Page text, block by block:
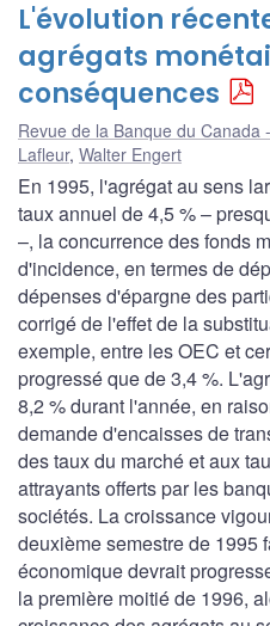
L'évolution
agrégats
conséquences
Revue de la Banque du Canada
Lafleur, Walter Engert
En 1995, l'agrégat au sens
taux annuel de 4,5 % –
–, la concurrence des fonds
d'incidence, en termes de
dépenses d'épargne des
corrigé de l'effet de la
exemple, entre les OEC et
progressé que de 3,4 %.
8,2 % durant l'année, en
demande d'encaisses de
des taux du marché et aux
attrayants offerts par les
sociétés. La croissance
deuxième semestre de 1995
économique devrait
la première moitié de 1996,